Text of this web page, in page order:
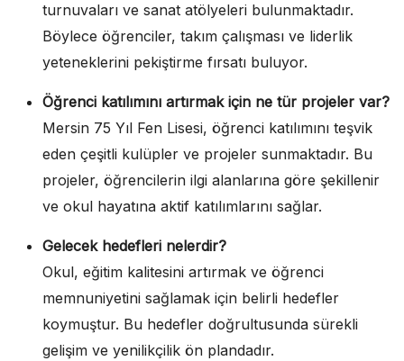
turnuvaları ve sanat atölyeleri bulunmaktadır.
Böylece öğrenciler, takım çalışması ve liderlik
yeteneklerini pekiştirme fırsatı buluyor.
Öğrenci katılımını artırmak için ne tür projeler var?
Mersin 75 Yıl Fen Lisesi, öğrenci katılımını teşvik
eden çeşitli kulüpler ve projeler sunmaktadır. Bu
projeler, öğrencilerin ilgi alanlarına göre şekillenir
ve okul hayatına aktif katılımlarını sağlar.
Gelecek hedefleri nelerdir?
Okul, eğitim kalitesini artırmak ve öğrenci
memnuniyetini sağlamak için belirli hedefler
koymuştur. Bu hedefler doğrultusunda sürekli
gelişim ve yenilikçilik ön plandadır.